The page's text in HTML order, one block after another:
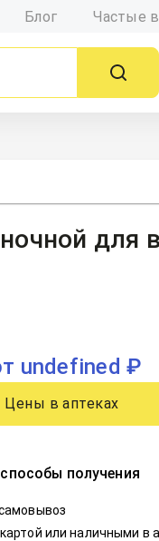
Блог Частые
для
undefined ₽
Цены в аптеках
получения
или наличными в